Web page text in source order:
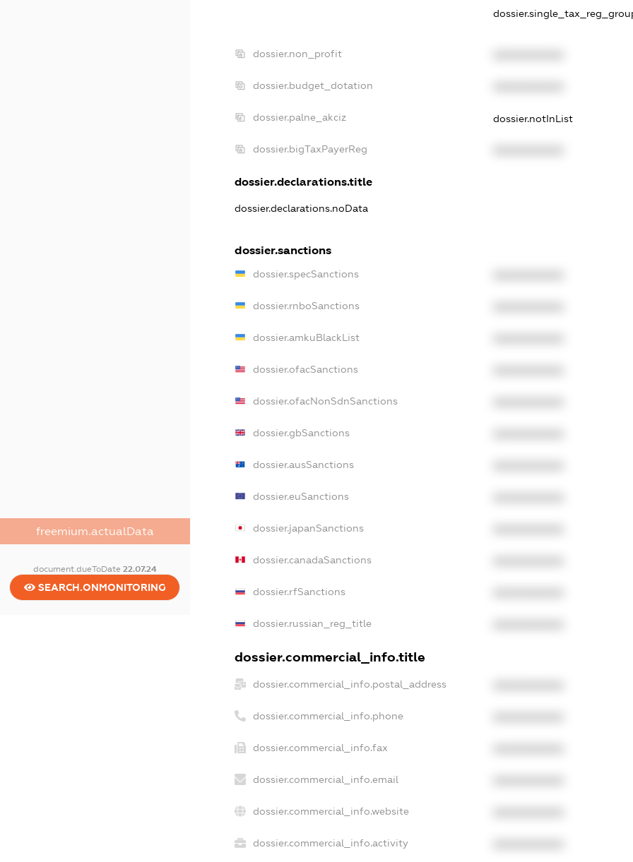
freemium.actualData
document.dueToDate 22.07.24
SEARCH.ONMONITORING
dossier.non_profit
dossier.budget_dotation
dossier.palne_akciz dossier.notInList
dossier.bigTaxPayerReg
dossier.declarations.title
dossier.declarations.noData
dossier.sanctions
dossier.specSanctions
dossier.rnboSanctions
dossier.amkuBlackList
dossier.ofacSanctions
dossier.ofacNonSdnSanctions
dossier.gbSanctions
dossier.ausSanctions
dossier.euSanctions
dossier.japanSanctions
dossier.canadaSanctions
dossier.rfSanctions
dossier.russian_reg_title
dossier.commercial_info.title
dossier.commercial_info.postal_address
dossier.commercial_info.phone
dossier.commercial_info.fax
dossier.commercial_info.email
dossier.commercial_info.website
dossier.commercial_info.activity